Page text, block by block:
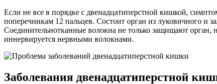
Если не все в порядке с двенадцатиперстной кишкой,
поперечникам 12 пальцев. Состоит орган из луковичного и
Соединительнотканные волокна не только защищают орган,
иннервируется нервными волокнами.
Заболевания двенадцатиперстной